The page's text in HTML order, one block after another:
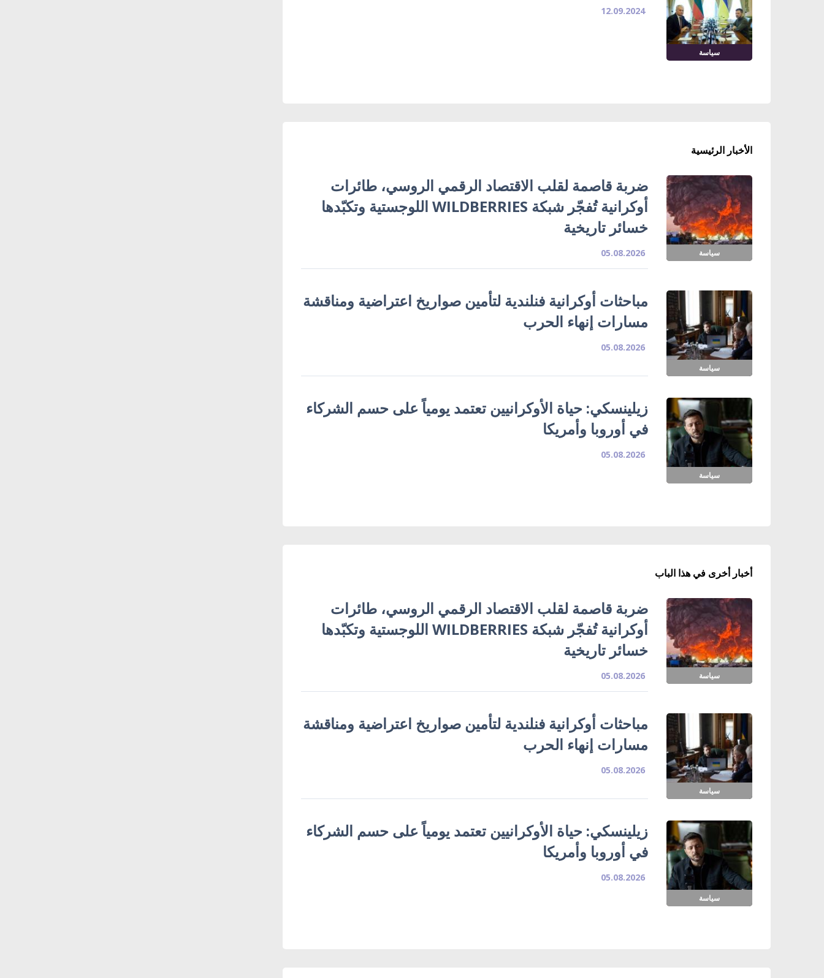
سياسة
12.09.2024
الأخبار الرئيسية
سياسة
ضربة قاصمة لقلب الاقتصاد الرقمي الروسي، طائرات
أوكرانية تُفجّر شبكة WILDBERRIES اللوجستية وتكبّدها
خسائر تاريخية
05.08.2026
سياسة
مباحثات أوكرانية فنلندية لتأمين صواريخ اعتراضية ومناقشة
مسارات إنهاء الحرب
05.08.2026
سياسة
زيلينسكي: حياة الأوكرانيين تعتمد يومياً على حسم الشركاء
في أوروبا وأمريكا
05.08.2026
أخبار أخرى في هذا الباب
سياسة
ضربة قاصمة لقلب الاقتصاد الرقمي الروسي، طائرات
أوكرانية تُفجّر شبكة WILDBERRIES اللوجستية وتكبّدها
خسائر تاريخية
05.08.2026
سياسة
مباحثات أوكرانية فنلندية لتأمين صواريخ اعتراضية ومناقشة
مسارات إنهاء الحرب
05.08.2026
سياسة
زيلينسكي: حياة الأوكرانيين تعتمد يومياً على حسم الشركاء
في أوروبا وأمريكا
05.08.2026